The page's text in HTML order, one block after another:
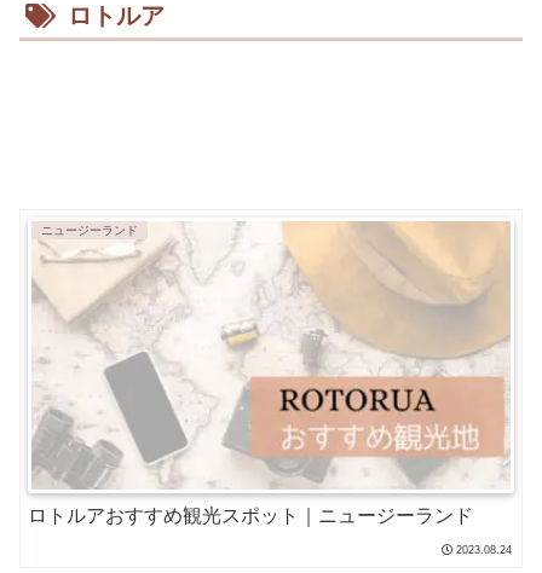
ロトルア
ニュージーランド
ロトルアおすすめ観光スポット｜ニュージーランド
2023.08.24